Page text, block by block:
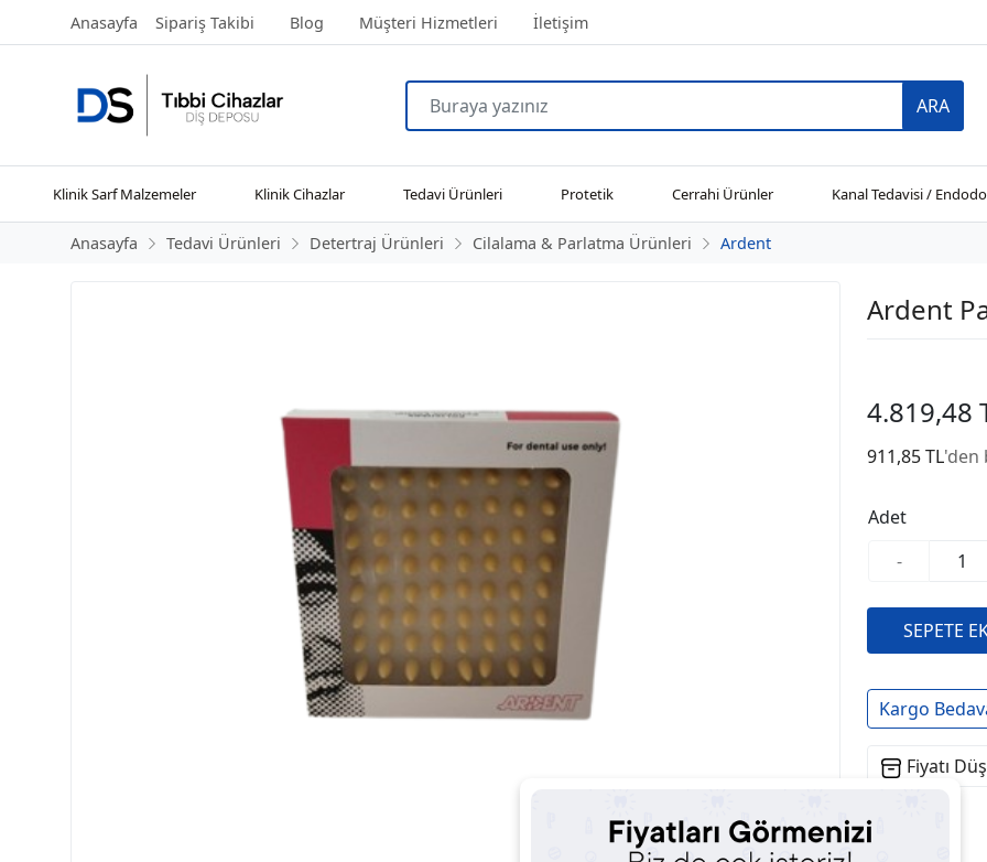
Anasayfa Sipariş Takibi Blog Müşteri Hizmetleri İletişim
ARA
Klinik Sarf Malzemeler Klinik Cihazlar Tedavi Ürünleri Protetik Cerrahi Ürünler Kanal Tedavisi /
Anasayfa Tedavi Ürünleri Detertraj Ürünleri Cilalama & Parlatma Ürünleri Ardent
Ardent
4.819,48
911,85 TL'den
Adet
-
Kargo
Fiyatı